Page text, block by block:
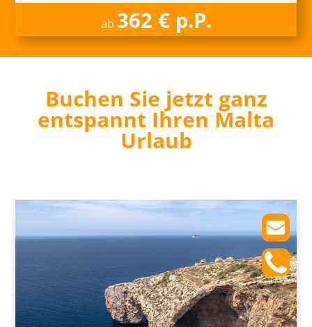
ab 362 € p.P.
Buchen Sie jetzt ganz
entspannt Ihren Malta
Urlaub